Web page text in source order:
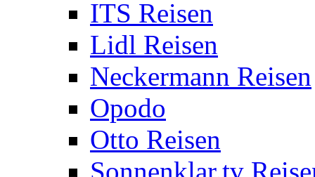
ITS Reisen
Lidl Reisen
Neckermann Reisen
Opodo
Otto Reisen